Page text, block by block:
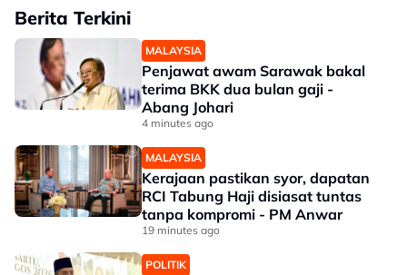
Berita Terkini
MALAYSIA
Penjawat awam Sarawak bakal
terima BKK dua bulan gaji -
Abang Johari
4 minutes ago
MALAYSIA
Kerajaan pastikan syor, dapatan
RCI Tabung Haji disiasat tuntas
tanpa kompromi - PM Anwar
19 minutes ago
POLITIK